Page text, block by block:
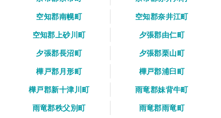
空知郡南幌町
空知郡奈井江町
空知郡上砂川町
夕張郡由仁町
夕張郡長沼町
夕張郡栗山町
樺戸郡月形町
樺戸郡浦臼町
樺戸郡新十津川町
雨竜郡妹背牛町
雨竜郡秩父別町
雨竜郡雨竜町